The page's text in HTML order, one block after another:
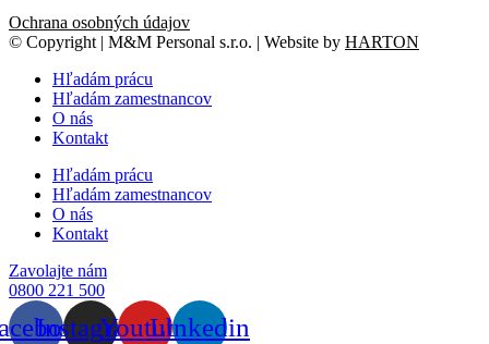
Ochrana osobných údajov
© Copyright | M&M Personal s.r.o. | Website by HARTON
Hľadám prácu
Hľadám zamestnancov
O nás
Kontakt
Hľadám prácu
Hľadám zamestnancov
O nás
Kontakt
Zavolajte nám
0800 221 500
InstagramYoutubeLinkedin